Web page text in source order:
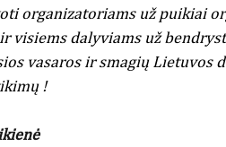
organizatoriams už puikiai
visiems dalyviams už
vasaros ir smagių Lietuvos
!